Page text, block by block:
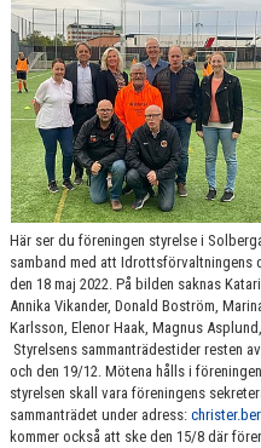
KONTAKT
BILDGALLERI
ÅRSHJUL
Här ser du föreningen styrelse i
samband med att
den 18 maj 2022. På bilden saknas
Annika Vikander, Donald Boström,
Karlsson, Elenor Haak, Magnus
Styrelsens sammanträdestider resten
och den 19/12. Mötena hålls i
styrelsen skall vara föreningens
sammanträdet under adress:
kommer också att ske den 15/8 där